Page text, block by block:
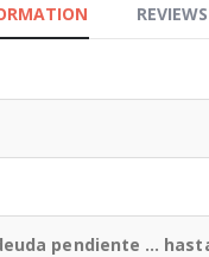
pendiente …